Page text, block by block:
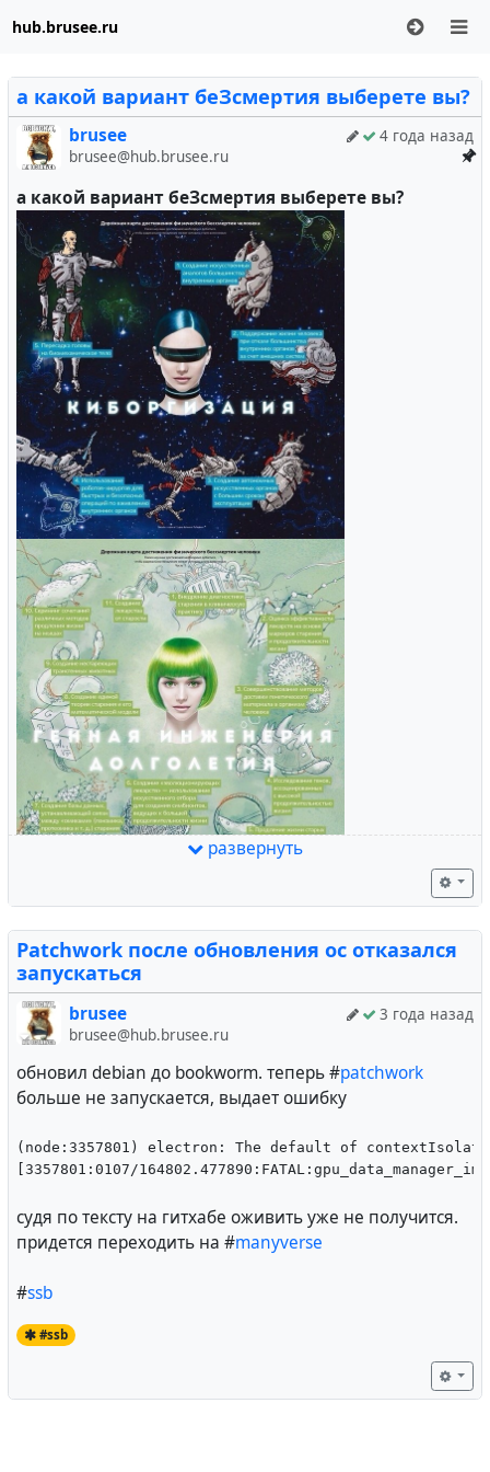
hub.brusee.ru
а какой вариант беЗсмертия выберете вы?
brusee
brusee@hub.brusee.ru
4 года назад
а какой вариант беЗсмертия выберете вы?
развернуть
Patchwork после обновления ос отказался
запускаться
3 года назад
brusee
brusee@hub.brusee.ru
обновил debian до bookworm. теперь #patchwork
больше не запускается, выдает ошибку
(node:3357801) electron: The default of
[3357801:0107/
судя по тексту на гитхабе оживить уже не получится.
придется переходить на #manyverse
#ssb
#ssb